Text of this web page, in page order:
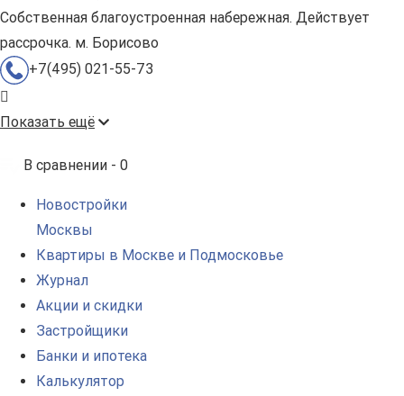
Собственная благоустроенная набережная. Действует
рассрочка. м. Борисово
+7(495) 021-55-73
Показать ещё
В сравнении - 0
Новостройки
Москвы
Квартиры в Москве и Подмосковье
Журнал
Акции и скидки
Застройщики
Банки и ипотека
Калькулятор